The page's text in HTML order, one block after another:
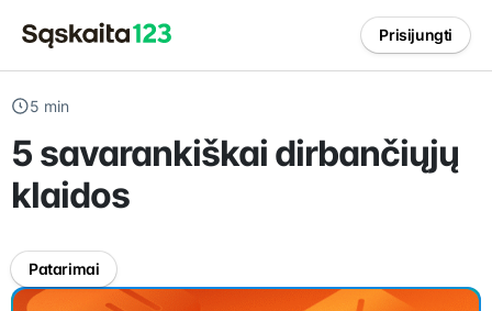
Prisijungti
5 min
5 savarankiškai dirbančiųjų
klaidos
Patarimai